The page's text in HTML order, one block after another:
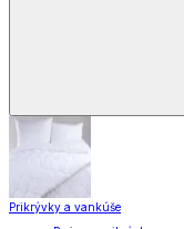
Prikrývky a vankúše